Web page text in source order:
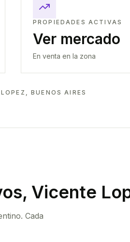
PROPIEDADES ACTIVAS
Ver mercado
En venta en la zona
BUENOS AIRES
Vicente
Cada